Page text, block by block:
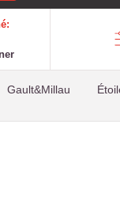
Gault&Millau